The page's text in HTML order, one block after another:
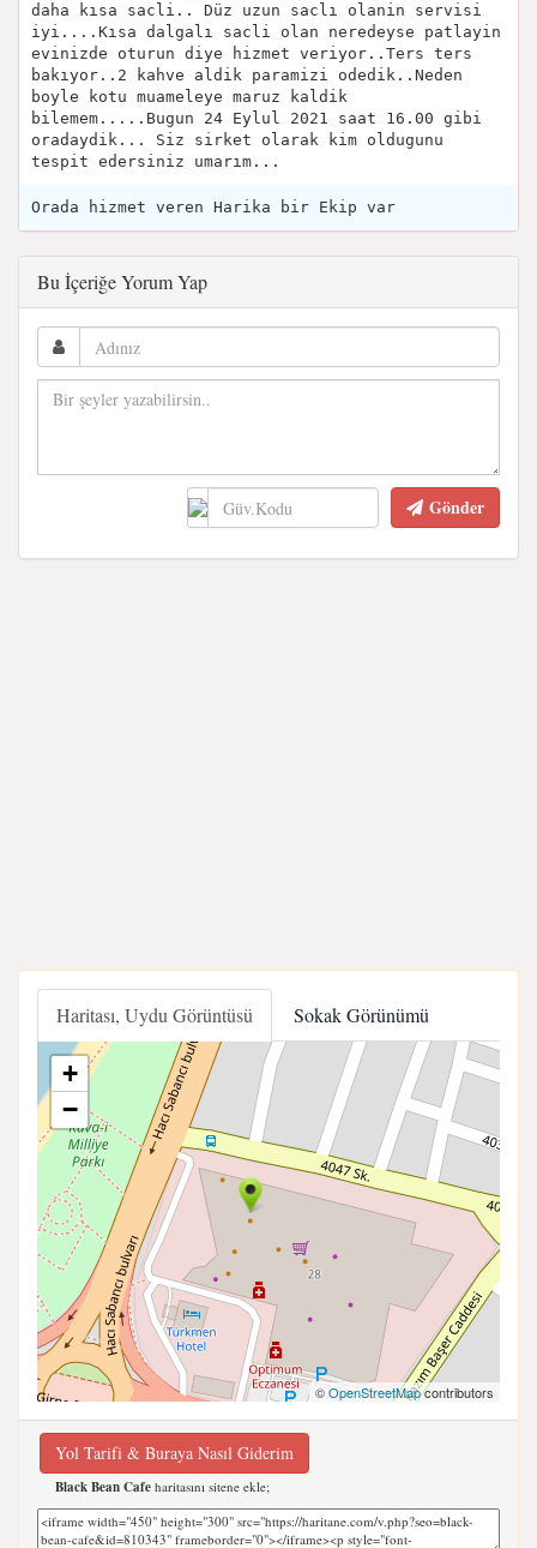
daha kısa sacli.. Düz uzun saclı olanin servisi
iyi....Kısa dalgalı sacli olan neredeyse patlayin
evinizde oturun diye hizmet veriyor..Ters ters
bakıyor..2 kahve aldik paramizi odedik..Neden
boyle kotu muameleye maruz kaldik
bilemem.....Bugun 24 Eylul 2021 saat 16.00 gibi
oradaydik... Siz sirket olarak kim oldugunu
tespit edersiniz umarım...
Orada hizmet veren Harika bir Ekip var
Bu İçeriğe Yorum Yap
Gönder
Haritası, Uydu Görüntüsü Sokak Görünümü
+
−
©OpenStreetMapcontributors
Yol Tarifi & Buraya Nasıl Giderim
Black Bean Cafe haritasını sitene ekle;